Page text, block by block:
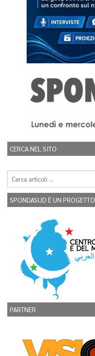
CERCA NEL SITO
SPONDASUD È UN PROGETTO
PARTNER